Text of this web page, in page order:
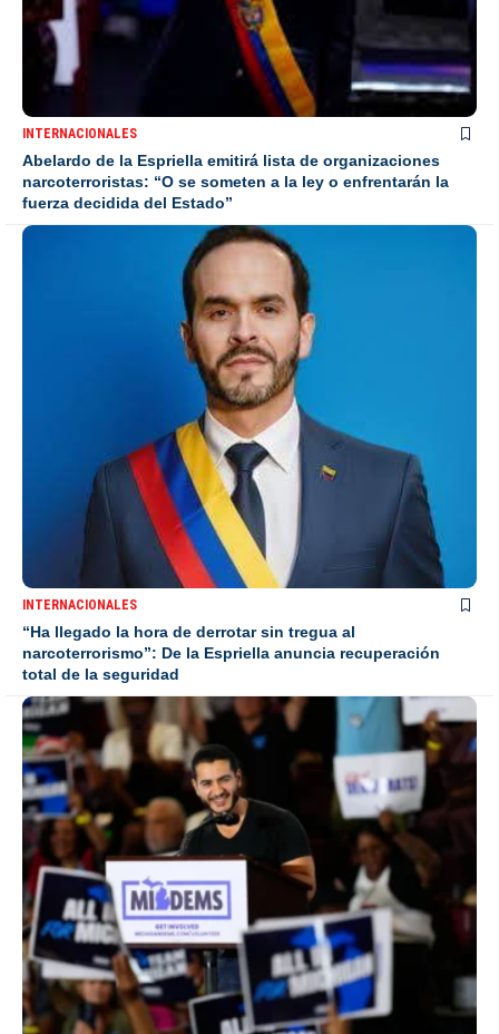
INTERNACIONALES
Abelardo de la Espriella emitirá lista de organizaciones
narcoterroristas: “O se someten a la ley o enfrentarán la
fuerza decidida del Estado”
INTERNACIONALES
“Ha llegado la hora de derrotar sin tregua al
narcoterrorismo”: De la Espriella anuncia recuperación
total de la seguridad